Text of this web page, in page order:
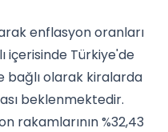
enflasyon oranları
içerisinde Türkiye'de
bağlı olarak kiralarda
beklenmektedir.
rakamlarının %32,43